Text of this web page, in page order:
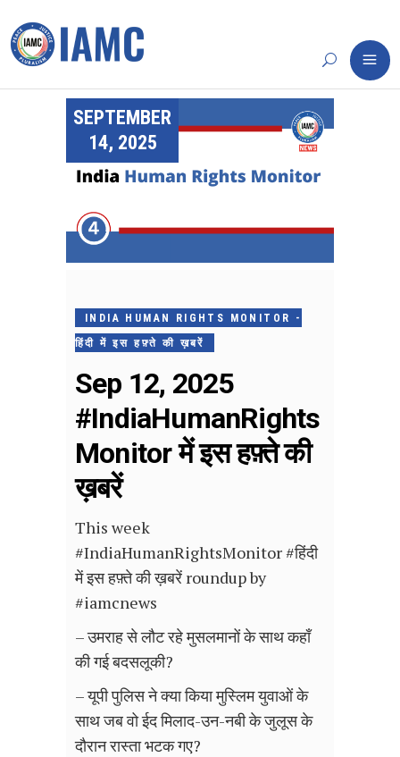
SEPTEMBER
14, 2025
INDIA HUMAN RIGHTS MONITOR -
हिंदी में इस हफ़्ते की ख़बरें
Sep 12, 2025
#IndiaHumanRights
Monitor में इस हफ़्ते की
ख़बरें
This week
#IndiaHumanRightsMonitor #हिंदी
में इस हफ़्ते की ख़बरें roundup by
#iamcnews
– उमराह से लौट रहे मुसलमानों के साथ कहाँ
की गई बदसलूकी?
– यूपी पुलिस ने क्या किया मुस्लिम युवाओं के
साथ जब वो ईद मिलाद-उन-नबी के जुलूस के
दौरान रास्ता भटक गए?